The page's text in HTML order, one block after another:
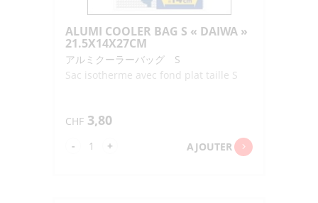
ALUMI COOLER BAG S « DAIWA »
21.5X14X27CM
アルミクーラーバッグ S
Sac isotherme avec fond plat taille S
CHF 3,80
-
quantité
+ AJOUTER